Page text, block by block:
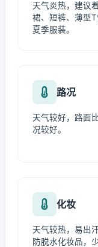
天气炎热，建议
裙、短裤、薄型
夏季服装。
路况
天气较好，路面
况较好。
化妆
天气较热，易出
防脱水化妆品，